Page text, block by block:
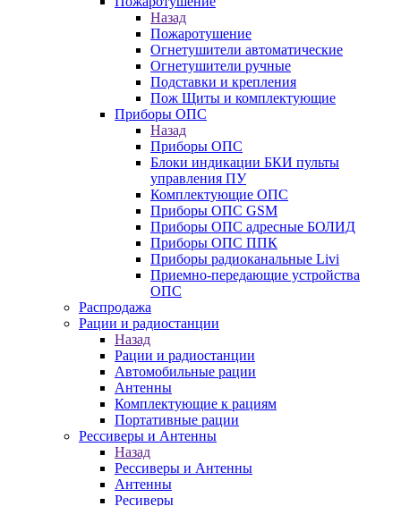
Назад
Пожаротушение
Огнетушители автоматические
Огнетушители ручные
Подставки и крепления
Пож Щиты и комплектующие
Приборы ОПС
Назад
Приборы ОПС
Блоки индикации БКИ пульты
управления ПУ
Комплектующие ОПС
Приборы ОПС GSM
Приборы ОПС адресные БОЛИД
Приборы ОПС ППК
Приборы радиоканальные Livi
Приемно-передающие устройства
ОПС
Распродажа
Рации и радиостанции
Назад
Рации и радиостанции
Автомобильные рации
Антенны
Комплектующие к рациям
Портативные рации
Рессиверы и Антенны
Назад
Рессиверы и Антенны
Антенны
Ресиверы